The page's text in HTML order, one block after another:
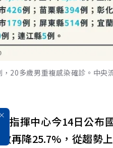
20多歲男重複感染確診。中央
指揮中心今14日公布
再降25.7%，從趨勢